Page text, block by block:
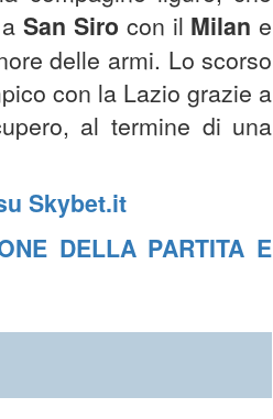
San Siro con il Milan e
delle armi. Lo scorso
con la Lazio grazie a
al termine di una
Skybet.it
DELLA PARTITA E